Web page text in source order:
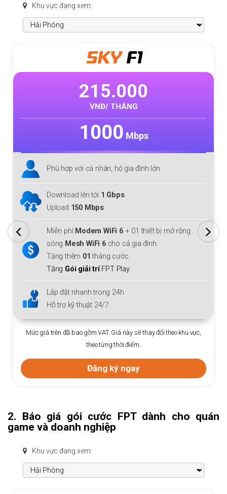
Khu vực đang xem:
META
315.000
VNĐ/ THÁNG
1000Mbps
Phù hợp với cá nhân, hộ gia đình lớn
Download/Upload lên tới
Miễn phí Modem WiFi 6 + 01 thiết bị mở rộng
sóng Mesh WiFi 6 cho cả gia đình.
Tặng thêm
tháng cước.
Tặng Gói giải tríFPT Play
Lắp đặt nhanh trong 24h
Hỗ trợ kỹ thuật 24/7
Mức giá trên đã bao gồm VAT. Giá này sẽ thay đổi theo khu vực,
theo từng thời điểm.
Đăng ký ngay
2. Báo giá gói cước FPT dành cho quán
game và doanh nghiệp
Khu vực đang xem: